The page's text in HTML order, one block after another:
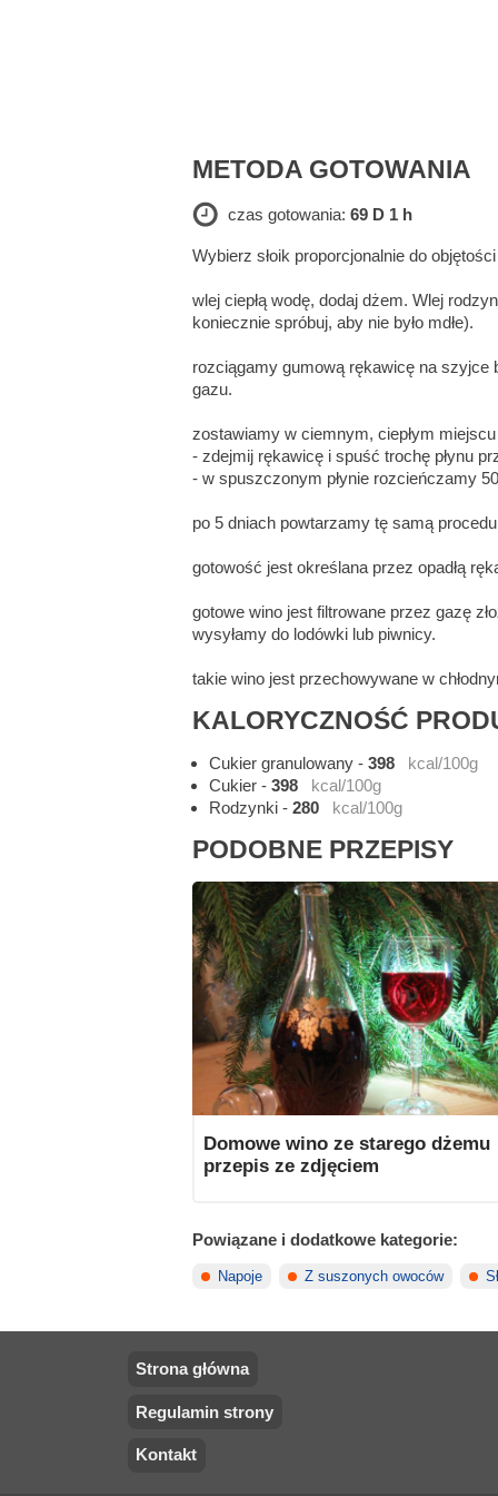
METODA GOTOWANIA
czas gotowania: 69 D 1 h
Wybierz słoik proporcjonalnie do
wlej ciepłą wodę, dodaj dżem. Wlej
koniecznie spróbuj, aby nie było mdłe).
rozciągamy gumową rękawicę na szyjce
gazu.
zostawiamy w ciemnym, ciepłym
- zdejmij rękawicę i spuść trochę płynu
- w spuszczonym płynie rozcieńczamy
po 5 dniach powtarzamy tę samą
gotowość jest określana przez opadłą
gotowe wino jest filtrowane przez gazę
wysyłamy do lodówki lub piwnicy.
takie wino jest przechowywane w
KALORYCZNOŚĆ
Cukier granulowany -398
kcal/100g
Cukier -398
kcal/100g
Rodzynki -280 kcal/100g
PODOBNE PRZEPISY
Domowe wino ze starego dżemu
przepis ze zdjęciem
Powiązane i dodatkowe kategorie:
Napoje Z suszonych owoców
Strona główna
Regulamin strony
Kontakt